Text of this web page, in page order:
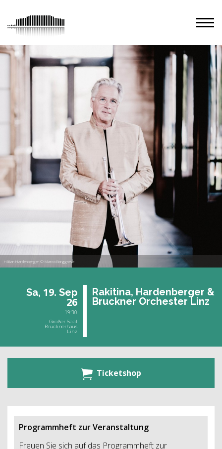
Håkan Hardenberger © Marco Borggreve
Sa, 19. Sep
26
19:30
Großer Saal
Brucknerhaus
Linz
Ra­ki­ti­na, Har­den­ber­ger &
Bruck­ner Or­ches­ter Linz
Ticketshop
Programmheft zur Veranstaltung
Freuen Sie sich auf das Programmheft zur